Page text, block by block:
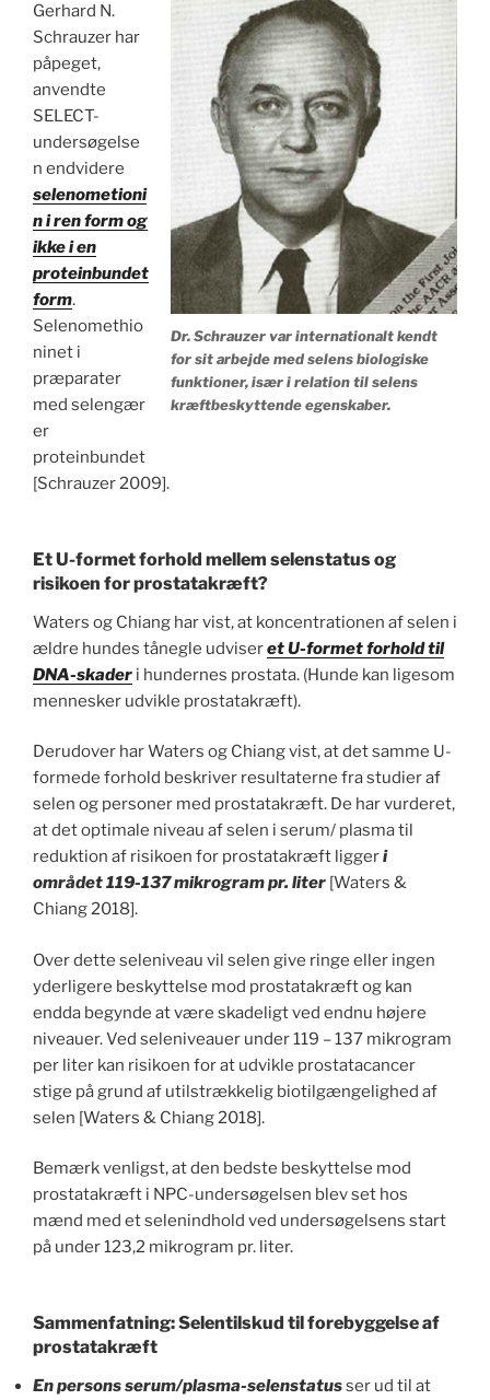
Dr. Schrauzer var internationalt kendt
for sit arbejde med selens biologiske
funktioner, især i relation til selens
kræftbeskyttende egenskaber.
Gerhard N.
Schrauzer har
påpeget,
anvendte
SELECT-
undersøgelse
n endvidere
selenometioni
n i ren form og
ikke i en
proteinbundet
form.
Selenomethio
ninet i
præparater
med selengær
er
proteinbundet
[Schrauzer 2009].
Et U-formet forhold mellem selenstatus og
risikoen for prostatakræft?
Waters og Chiang har vist, at koncentrationen af selen i
ældre hundes tånegle udviseret U-formet forhold til
DNA-skader i hundernes prostata. (Hunde kan ligesom
mennesker udvikle prostatakræft).
Derudover har Waters og Chiang vist, at det samme U-
formede forhold beskriver resultaterne fra studier af
selen og personer med prostatakræft. De har vurderet,
at det optimale niveau af selen i serum/ plasma til
reduktion af risikoen for prostatakræft liggeri
området 119-137 mikrogram pr. liter [Waters &
Chiang 2018].
Over dette seleniveau vil selen give ringe eller ingen
yderligere beskyttelse mod prostatakræft og kan
endda begynde at være skadeligt ved endnu højere
niveauer. Ved seleniveauer under 119 – 137 mikrogram
per liter kan risikoen for at udvikle prostatacancer
stige på grund af utilstrækkelig biotilgængelighed af
selen [Waters & Chiang 2018].
Bemærk venligst, at den bedste beskyttelse mod
prostatakræft i NPC-undersøgelsen blev set hos
mænd med et selenindhold ved undersøgelsens start
på under 123,2 mikrogram pr. liter.
Sammenfatning: Selentilskud til forebyggelse af
prostatakræft
En persons serum/plasma-selenstatusser ud til at